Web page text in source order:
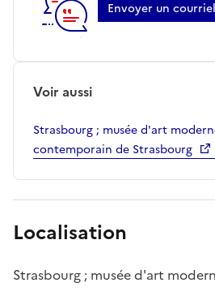
Envoyer un courriel
Voir aussi
Strasbourg ; musée d'art
contemporain de Strasbourg
Localisation
Strasbourg ; musée d'art